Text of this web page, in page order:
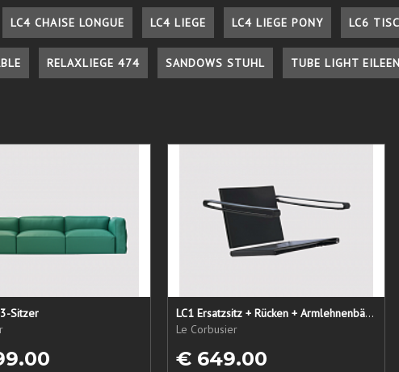
LC4 CHAISE LONGUE LC4 LIEGE LC4 LIEGE PONY LC6
RELAXLIEGE 474 SANDOWS STUHL TUBE LIGHT
Sitzer
LC1 Ersatzsitz + Rücken + Armlehnenbänder
Le Corbusier
€ 649.00